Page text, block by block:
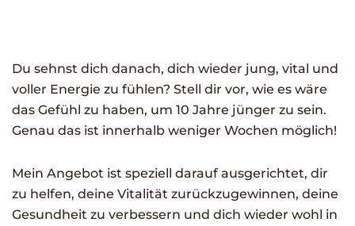
Du sehnst dich danach, dich wieder jung, vital und
voller Energie zu fühlen? Stell dir vor, wie es wäre
das Gefühl zu haben, um 10 Jahre jünger zu sein.
Genau das ist innerhalb weniger Wochen möglich!
Mein Angebot ist speziell darauf ausgerichtet, dir
zu helfen, deine Vitalität zurückzugewinnen, deine
Gesundheit zu verbessern und dich wieder wohl in